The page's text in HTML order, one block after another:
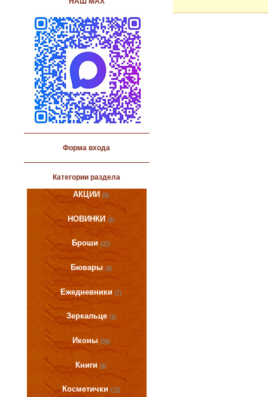
Форма входа
Категории раздела
АКЦИИ (8)
НОВИНКИ (3)
Броши (37)
Бювары (4)
Ежедневники (7)
Зеркальце (1)
Иконы (58)
Книги (4)
Косметички (72)